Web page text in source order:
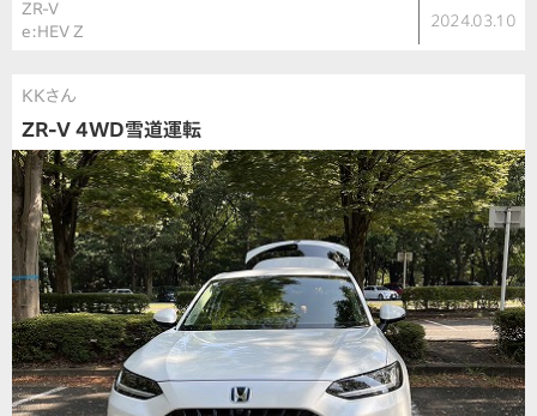
ZR-V
e:HEV Z
2024.03.10
KKさん
ZR-V 4WD雪道運転